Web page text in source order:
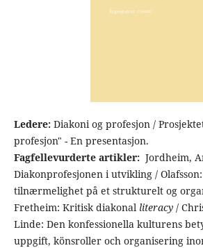
Ledere:Diakoni og profesjon /
profesjon" - En presentasjon.
Fagfellevurderte artikler:Jordheim,
Diakonprofesjonen i utvikling /
tilnærmelighet på et strukturelt og
Fretheim: Kritisk diakonal literacy/
Linde: Den konfessionella kulturens
uppgift, könsroller och organisering